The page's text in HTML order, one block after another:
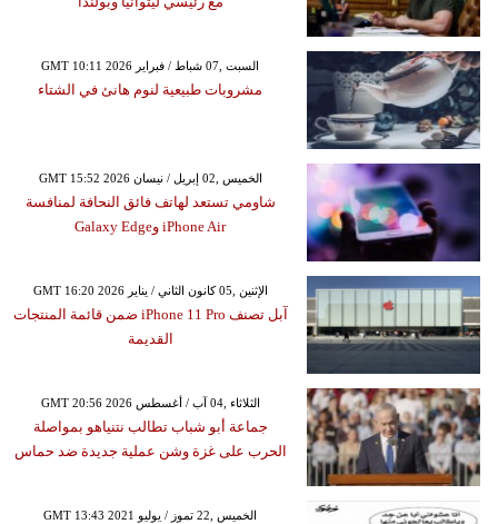
GMT 10:11 2026 السبت ,07 شباط / فبراير
مشروبات طبيعية لنوم هانئ في الشتاء
GMT 15:52 2026 الخميس ,02 إبريل / نيسان
شاومي تستعد لهاتف فائق النحافة لمنافسة
iPhone Air وGalaxy Edge
GMT 16:20 2026 الإثنين ,05 كانون الثاني / يناير
آبل تصنف iPhone 11 Pro ضمن قائمة المنتجات
القديمة
GMT 20:56 2026 الثلاثاء ,04 آب / أغسطس
جماعة أبو شباب تطالب نتنياهو بمواصلة
الحرب على غزة وشن عملية جديدة ضد حماس
GMT 13:43 2021 الخميس ,22 تموز / يوليو